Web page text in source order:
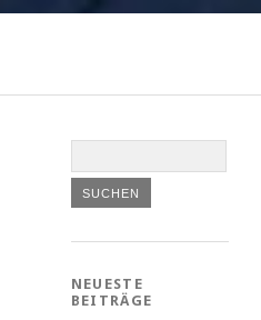
NEUESTE
BEITRÄGE